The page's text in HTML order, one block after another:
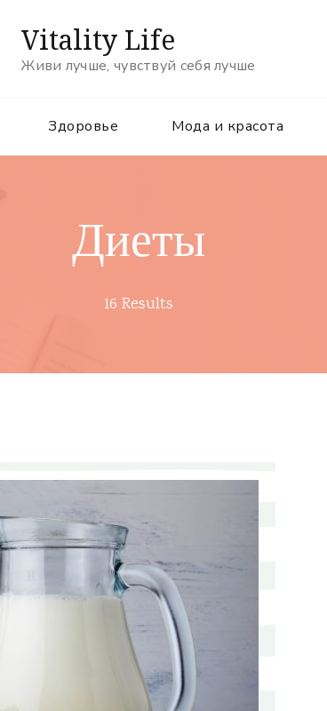
Vitality Life
Живи лучше, чувствуй себя лучше
Здоровье Мода и красота
Диеты
16 Results